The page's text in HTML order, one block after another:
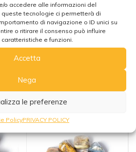
o accedere alle informazioni del
tecnologie ci permetterà di
di navigazione o ID unici su
o ritirare il consenso può influire
e funzioni.
Accetta
Nega
le preferenze
PolicyPRIVACY POLICY
un medico.
anche